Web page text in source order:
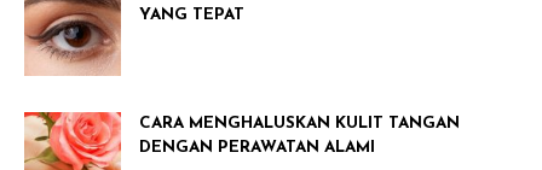
YANG TEPAT
CARA MENGHALUSKAN KULIT TANGAN
DENGAN PERAWATAN ALAMI